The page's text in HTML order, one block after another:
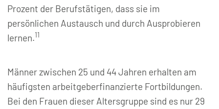
Prozent der Berufstätigen, dass sie im
persönlichen Austausch und durch Ausprobieren
lernen.11
Männer zwischen 25 und 44 Jahren erhalten am
häufigsten arbeitgeberfinanzierte Fortbildungen.
Bei den Frauen dieser Altersgruppe sind es nur 29